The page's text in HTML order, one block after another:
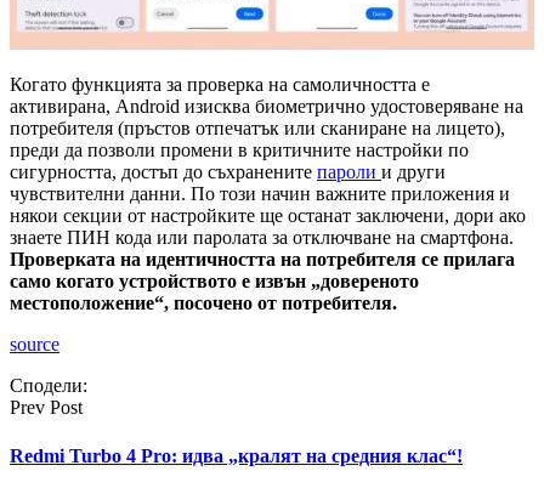
Когато функцията за проверка на самоличността е
активирана, Android изисква биометрично удостоверяване на
потребителя (пръстов отпечатък или сканиране на лицето),
преди да позволи промени в критичните настройки по
сигурността, достъп до съхранените пароли и други
чувствителни данни. По този начин важните приложения и
някои секции от настройките ще останат заключени, дори ако
знаете ПИН кода или паролата за отключване на смартфона.
Проверката на идентичността на потребителя се прилага
само когато устройството е извън „довереното
местоположение“, посочено от потребителя.
source
Сподели:
Prev Post
Redmi Turbo 4 Pro: идва „кралят на средния клас“!